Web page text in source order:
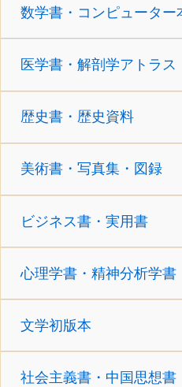
数学書・コンピューター
医学書・解剖学アトラス
歴史書・歴史資料
美術書・写真集・図録
ビジネス書・実用書
心理学書・精神分析学書
文学初版本
社会主義書・中国思想書